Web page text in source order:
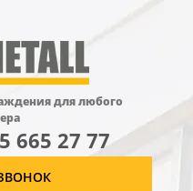
для любого
665 27 77